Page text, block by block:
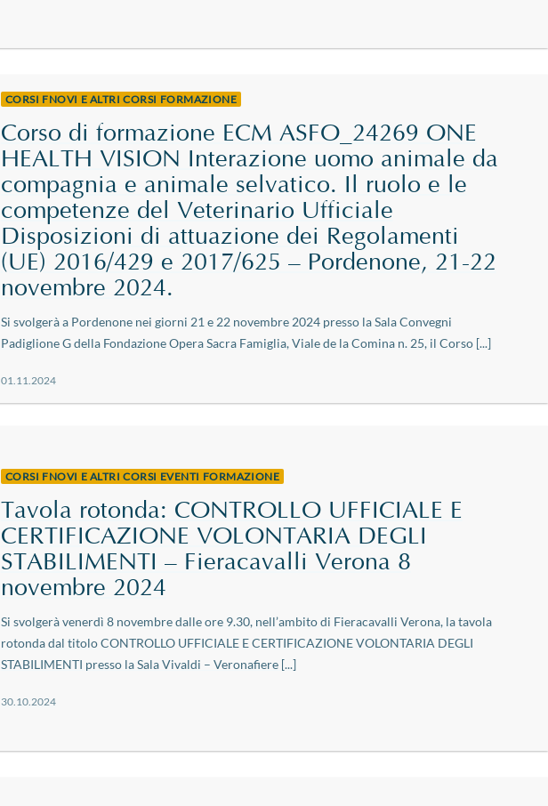
CORSI FNOVI E ALTRI CORSI FORMAZIONE
Corso di formazione ECM ASFO_24269 ONE
HEALTH VISION Interazione uomo animale da
compagnia e animale selvatico. Il ruolo e le
competenze del Veterinario Ufficiale
Disposizioni di attuazione dei Regolamenti
(UE) 2016/429 e 2017/625 – Pordenone, 21-22
novembre 2024.
Si svolgerà a Pordenone nei giorni 21 e 22 novembre 2024 presso la Sala Convegni
Padiglione G della Fondazione Opera Sacra Famiglia, Viale de la Comina n. 25, il Corso [...]
01.11.2024
CORSI FNOVI E ALTRI CORSI EVENTI FORMAZIONE
Tavola rotonda: CONTROLLO UFFICIALE E
CERTIFICAZIONE VOLONTARIA DEGLI
STABILIMENTI – Fieracavalli Verona 8
novembre 2024
Si svolgerà venerdì 8 novembre dalle ore 9.30, nell’ambito di Fieracavalli Verona, la tavola
rotonda dal titolo CONTROLLO UFFICIALE E CERTIFICAZIONE VOLONTARIA DEGLI
STABILIMENTI presso la Sala Vivaldi – Veronafiere [...]
30.10.2024